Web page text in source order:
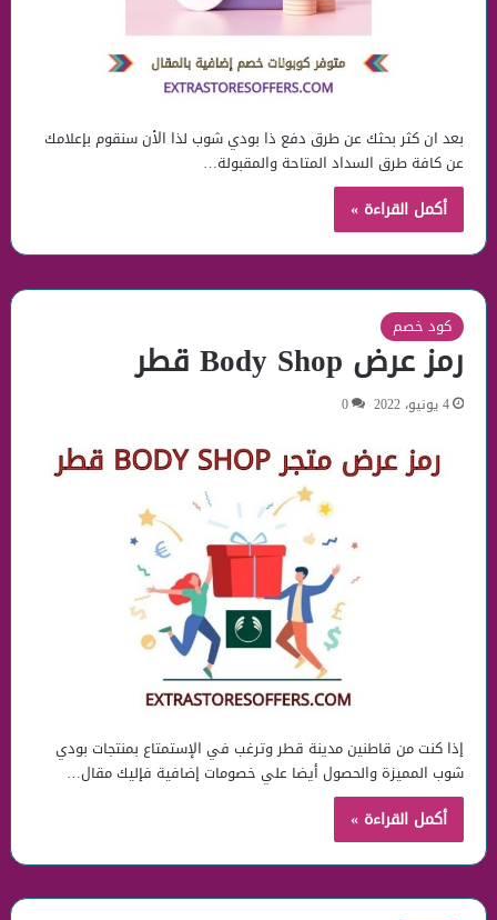
بعد ان كثر بحثك عن طرق دفع ذا بودي شوب لذا الأن سنقوم بإعلامك
عن كافة طرق السداد المتاحة والمقبولة…
أكمل القراءة »
كود خصم
رمز عرض Body Shop قطر
4 يونيو، 2022 0
إذا كنت من قاطنين مدينة قطر وترغب في الإستمتاع بمنتجات بودي
شوب المميزة والحصول أيضا علي خصومات إضافية فإليك مقال…
أكمل القراءة »